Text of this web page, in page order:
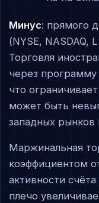
Минус: прямого
(NYSE, NASDAQ,
Торговля
через
что
может быть
западных
Маржинальная
коэффициентом
активности
плечо